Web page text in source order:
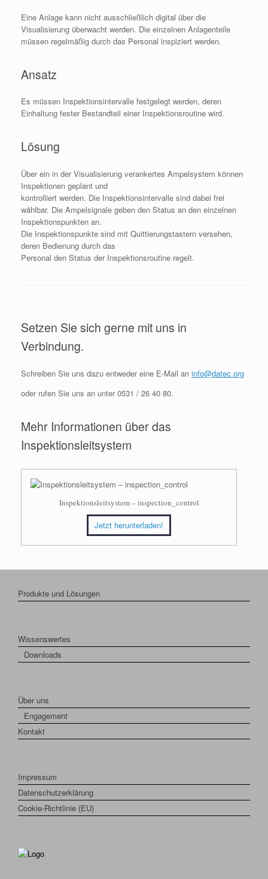
Eine Anlage kann nicht ausschließlich digital über die
Visualisierung überwacht werden. Die einzelnen Anlagenteile
müssen regelmäßig durch das Personal inspiziert werden.
Ansatz
Es müssen Inspektionsintervalle festgelegt werden, deren
Einhaltung fester Bestandteil einer Inspektionsroutine wird.
Lösung
Über ein in der Visualisierung verankertes Ampelsystem können
Inspektionen geplant und
kontrolliert werden. Die Inspektionsintervalle sind dabei frei
wählbar. Die Ampelsignale geben den Status an den einzelnen
Inspektionspunkten an.
Die Inspektionspunkte sind mit Quittierungstastern versehen,
deren Bedienung durch das
Personal den Status der Inspektionsroutine regelt.
Setzen Sie sich gerne mit uns in
Verbindung.
Schreiben Sie uns dazu entweder eine E-Mail an info@datec.org
oder rufen Sie uns an unter 0531 / 26 40 80.
Mehr Informationen über das
Inspektionsleitsystem
Inspektionsleitsystem – inspection_control
Jetzt herunterladen!
Produkte und Lösungen
Wissenswertes
Downloads
Über uns
Engagement
Kontakt
Impressum
Datenschutzerklärung
Cookie-Richtlinie (EU)